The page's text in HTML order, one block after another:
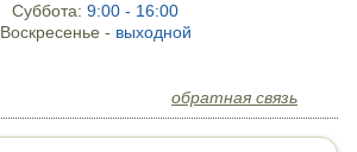
Суббота:9:00 - 16:00
Воскресенье - выходной
обратная связь